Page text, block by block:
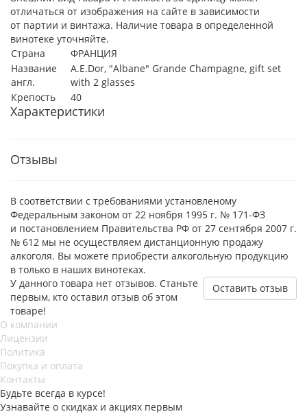
отличаться от изображения на сайте в зависимости
от партии и винтажа. Наличие товара в определенной
винотеке уточняйте.
Страна
ФРАНЦИЯ
Название
англ.
A.E.Dor, "Albane" Grande Champagne, gift set
with 2 glasses
Крепость
40
Характеристики
Отзывы
В соответствии с требованиями установленому
Федеральным законом от 22 ноября 1995 г. № 171-ФЗ
и постановлением Правительства РФ от 27 сентября 2007 г.
№ 612 мы не осуществляем дистанционную продажу
алкоголя. Вы можете приобрести алкогольную продукцию
в только в наших винотеках.
Оставить отзыв
У данного товара нет отзывов. Станьте
первым, кто оставил отзыв об этом
товаре!
О компании
Лицензии
Политика
Покупка и оплата
Контакты
Будьте всегда в курсе!
Узнавайте о скидках и акциях первым